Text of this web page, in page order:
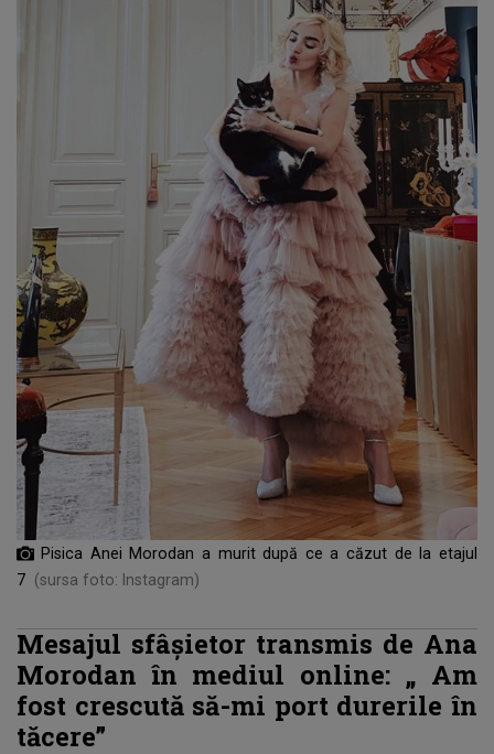
Pisica Anei Morodan a murit după ce a căzut de la etajul
7 (sursa foto: Instagram)
Mesajul sfâșietor transmis de Ana
Morodan în mediul online: „ Am
fost crescută să-mi port durerile în
tăcere”